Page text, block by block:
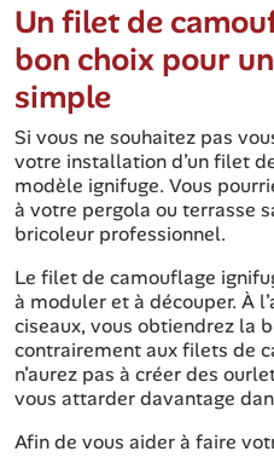
Un filet de
bon choix pour
simple
Si vous ne souhaitez pas
votre installation d’un filet
modèle ignifuge. Vous
à votre pergola ou terrasse
bricoleur professionnel.
Le filet de camouflage
à moduler et à découper. À
ciseaux, vous obtiendrez la
contrairement aux filets de
n’aurez pas à créer des
vous attarder davantage
Afin de vous aider à faire